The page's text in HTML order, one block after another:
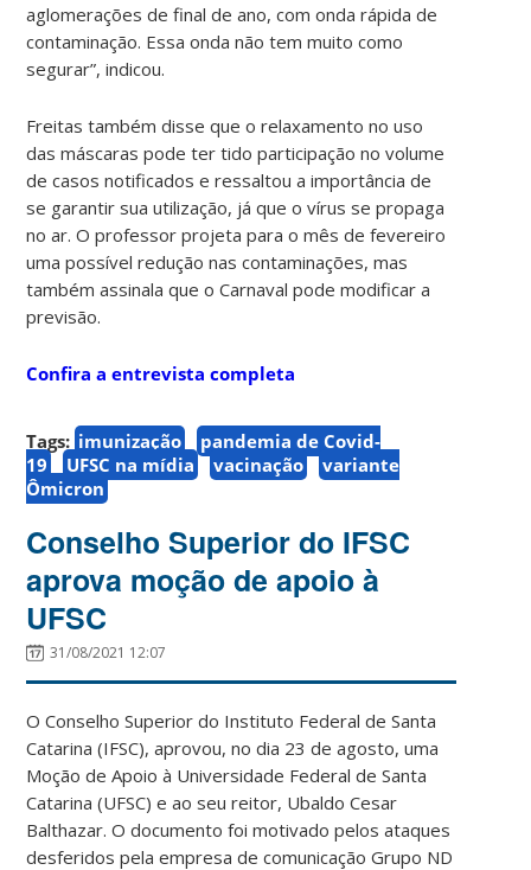
aglomerações de final de ano, com onda rápida de
contaminação. Essa onda não tem muito como
segurar”, indicou.
Freitas também disse que o relaxamento no uso
das máscaras pode ter tido participação no volume
de casos notificados e ressaltou a importância de
se garantir sua utilização, já que o vírus se propaga
no ar. O professor projeta para o mês de fevereiro
uma possível redução nas contaminações, mas
também assinala que o Carnaval pode modificar a
previsão.
Confira a entrevista completa
Tags: imunização
pandemia de Covid-
19
UFSC na mídia vacinação
variante
Ômicron
Conselho Superior do IFSC
aprova moção de apoio à
UFSC
31/08/2021 12:07
O Conselho Superior do Instituto Federal de Santa
Catarina (IFSC), aprovou, no dia 23 de agosto, uma
Moção de Apoio à Universidade Federal de Santa
Catarina (UFSC) e ao seu reitor, Ubaldo Cesar
Balthazar. O documento foi motivado pelos ataques
desferidos pela empresa de comunicação Grupo ND